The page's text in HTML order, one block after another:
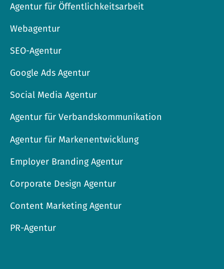
Agentur für Öffentlichkeitsarbeit
Webagentur
SEO-Agentur
Google Ads Agentur
Social Media Agentur
Agentur für Verbandskommunikation
Agentur für Markenentwicklung
Employer Branding Agentur
Corporate Design Agentur
Content Marketing Agentur
PR-Agentur